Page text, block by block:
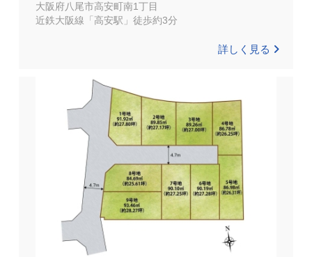
大阪府八尾市高安町南1丁目
近鉄大阪線「高安駅」徒歩約3分
詳しく見る